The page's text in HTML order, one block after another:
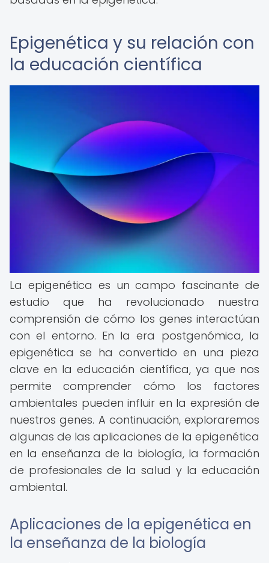
Epigenética y su relación con
la educación científica
La epigenética es un campo fascinante de
estudio que ha revolucionado nuestra
comprensión de cómo los genes interactúan
con el entorno. En la era postgenómica, la
epigenética se ha convertido en una pieza
clave en la educación científica, ya que nos
permite comprender cómo los factores
ambientales pueden influir en la expresión de
nuestros genes. A continuación, exploraremos
algunas de las aplicaciones de la epigenética
en la enseñanza de la biología, la formación
de profesionales de la salud y la educación
ambiental.
Aplicaciones de la epigenética en
la enseñanza de la biología